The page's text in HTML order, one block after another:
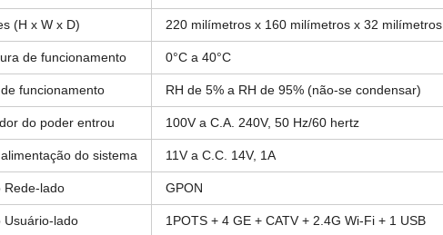
(H x W x D) 220 milímetros x 160 milímetros x 32 milímetros
de funcionamento 0°C a 40°C
funcionamento RH de 5% a RH de 95% (não-se condensar)
do poder entrou 100V a C.A. 240V, 50 Hz/60 hertz
do sistema 11V a C.C. 14V, 1A
Rede-lado GPON
Usuário-lado 1POTS + 4 GE + CATV + 2.4G Wi-Fi + 1 USB